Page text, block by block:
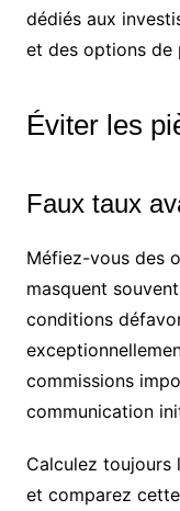
dédiés aux
et des options de
Éviter les
Faux taux
Méfiez-vous des
masquent
conditions
commissions
communication
Calculez toujours
et comparez